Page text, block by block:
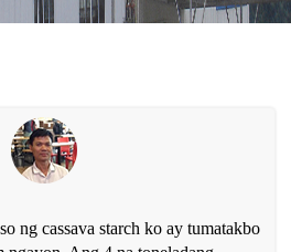
ng cassava starch ko ay tumatakbo